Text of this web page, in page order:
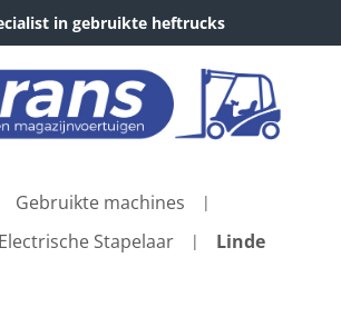
in gebruikte heftrucks
Gebruikte machines
Electrische Stapelaar Linde